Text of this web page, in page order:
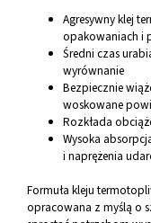
Agresywny klej
opakowaniach i
Średni czas
wyrównanie
Bezpiecznie
woskowane
Rozkłada
Wysoka
i naprężenia
Formuła kleju
opracowana z myślą o